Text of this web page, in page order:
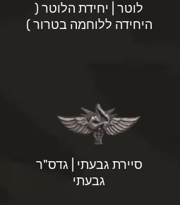
לוטר | יחידת הלוטר (
היחידה ללוחמה בטרור )
סיירת גבעתי | גדס"ר
גבעתי